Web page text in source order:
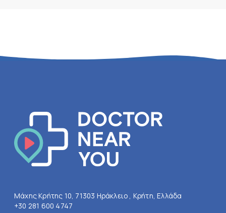
Μάχης Κρήτης 10, 71303 Ηράκλειο , Κρήτη, Ελλάδα
+30 281 600 4747